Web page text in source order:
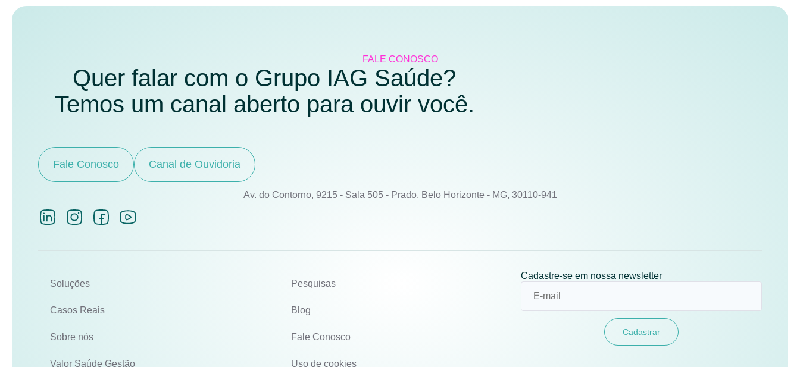
FALE CONOSCO
Quer falar com o Grupo IAG Saúde?
Temos um canal aberto para ouvir você.
Fale Conosco Canal de Ouvidoria
Av. do Contorno, 9215 - Sala 505 - Prado, Belo Horizonte - MG, 30110-941
Soluções
Casos Reais
Sobre nós
Valor Saúde Gestão
Pesquisas
Blog
Fale Conosco
Uso de cookies
Cadastre-se em nossa newsletter
Cadastrar